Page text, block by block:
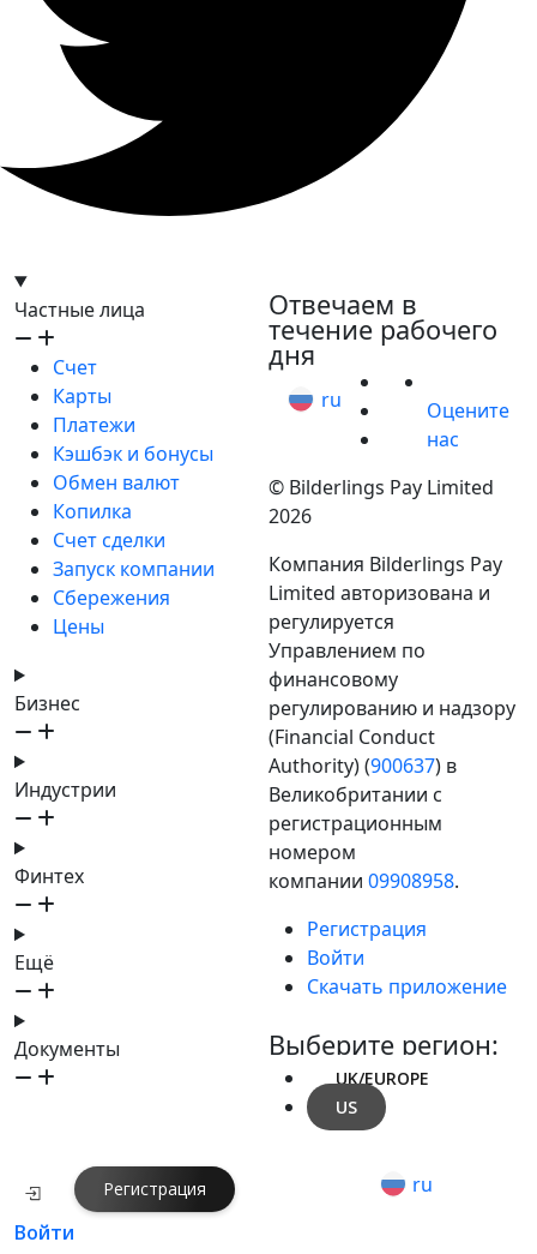
Частные лица
Счет
Карты
Платежи
Кэшбэк и бонусы
Обмен валют
Копилка
Счет сделки
Запуск компании
Сбережения
Цены
Бизнес
Индустрии
Финтех
Ещё
Документы
Отвечаем в
течение рабочего
дня
ru
Оцените
нас
© Bilderlings Pay Limited
2026
Компания Bilderlings Pay
Limited авторизована и
регулируется
Управлением по
финансовому
регулированию и надзору
(Financial Conduct
Authority) (900637) в
Великобритании с
регистрационным
номером
компании 09908958.
Регистрация
Войти
Скачать приложение
Выберите регион:
UK/EUROPE
US
Войти
Регистрация ru